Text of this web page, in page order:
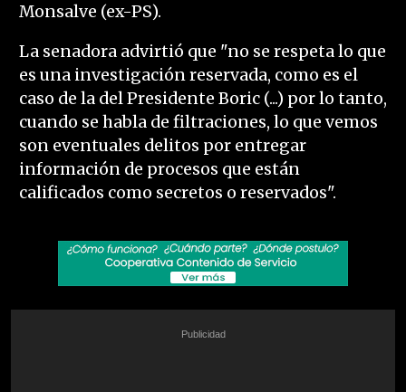
Monsalve (ex-PS).
La senadora advirtió que "no se respeta lo que
es una investigación reservada, como es el
caso de la del Presidente Boric (...) por lo tanto,
cuando se habla de filtraciones, lo que vemos
son eventuales delitos por entregar
información de procesos que están
calificados como secretos o reservados".